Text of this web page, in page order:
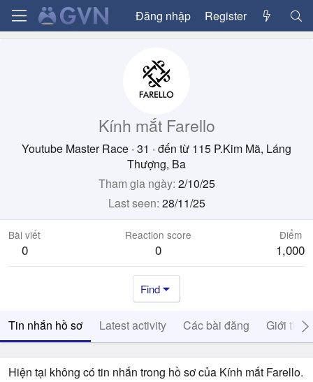
Đăng nhập Register
Kính mắt Farello
Youtube Master Race · 31 · đến từ 115 P.Kim Mã, Láng
Thượng, Ba
Tham gia ngày 2/10/25
Last seen 28/11/25
Bài viết
0
Reaction score
0
Điểm
1,000
Find
Tin nhắn hồ sơ Latest activity Các bài đăng Giới thiệu
Hiện tại không có tin nhắn trong hồ sơ của Kính mắt Farello.